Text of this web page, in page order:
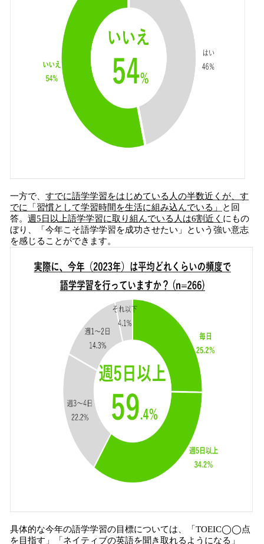
一方で、 すでに語学学習をはじめている人の半数近くが、す
でに「習慣として学習時間を生活に組み込んでいる」
と回
答。 週5日以上語学学習に取り組んでいる人は6割近く にもの
ぼり、「今年こそ語学学習を成功させたい」という強い意志
を感じることができます。
具体的な今年の語学学習の目標については、「TOEIC◯◯点
を目指す」「ネイティブの英語を聞き取れるようになる」